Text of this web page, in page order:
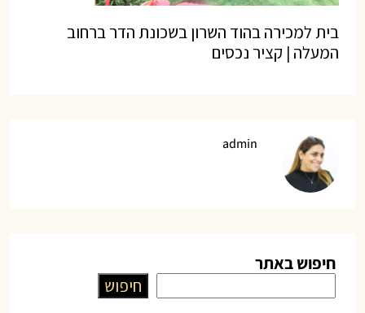
בית למכירה בהוד השרון בשכונת הדר ברחוב
המעלה | קציר נכסים
admin
חיפוש באתר
חיפוש